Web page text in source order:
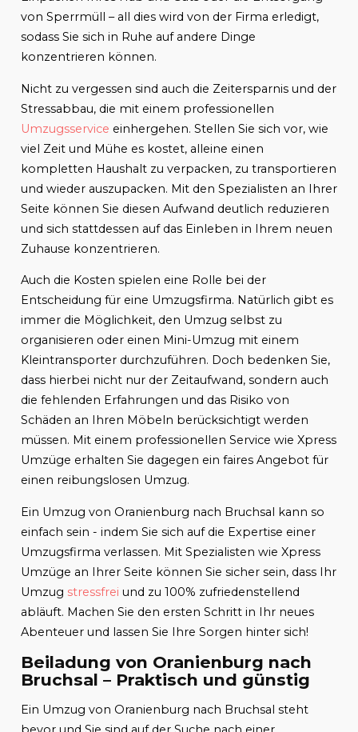
von Sperrmüll – all dies wird von der Firma erledigt,
sodass Sie sich in Ruhe auf andere Dinge
konzentrieren können.
Nicht zu vergessen sind auch die Zeitersparnis und der
Stressabbau, die mit einem professionellen
Umzugsservice einhergehen. Stellen Sie sich vor, wie
viel Zeit und Mühe es kostet, alleine einen
kompletten Haushalt zu verpacken, zu transportieren
und wieder auszupacken. Mit den Spezialisten an Ihrer
Seite können Sie diesen Aufwand deutlich reduzieren
und sich stattdessen auf das Einleben in Ihrem neuen
Zuhause konzentrieren.
Auch die Kosten spielen eine Rolle bei der
Entscheidung für eine Umzugsfirma. Natürlich gibt es
immer die Möglichkeit, den Umzug selbst zu
organisieren oder einen Mini-Umzug mit einem
Kleintransporter durchzuführen. Doch bedenken Sie,
dass hierbei nicht nur der Zeitaufwand, sondern auch
die fehlenden Erfahrungen und das Risiko von
Schäden an Ihren Möbeln berücksichtigt werden
müssen. Mit einem professionellen Service wie Xpress
Umzüge erhalten Sie dagegen ein faires Angebot für
einen reibungslosen Umzug.
Ein Umzug von Oranienburg nach Bruchsal kann so
einfach sein - indem Sie sich auf die Expertise einer
Umzugsfirma verlassen. Mit Spezialisten wie Xpress
Umzüge an Ihrer Seite können Sie sicher sein, dass Ihr
Umzug stressfrei und zu 100% zufriedenstellend
abläuft. Machen Sie den ersten Schritt in Ihr neues
Abenteuer und lassen Sie Ihre Sorgen hinter sich!
Beiladung von Oranienburg nach
Bruchsal – Praktisch und günstig
Ein Umzug von Oranienburg nach Bruchsal steht